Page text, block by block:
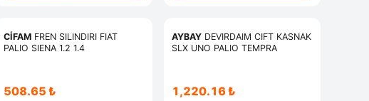
CİFAM FREN SILINDIRI FIAT
PALIO SIENA 1.2 1.4
508.65 ₺
AYBAY DEVIRDAIM CIFT KASNAK
SLX UNO PALIO TEMPRA
1,220.16 ₺